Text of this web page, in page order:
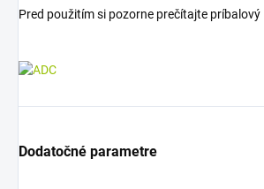
Pred použitím si pozorne prečítajte príbalový
Dodatočné parametre